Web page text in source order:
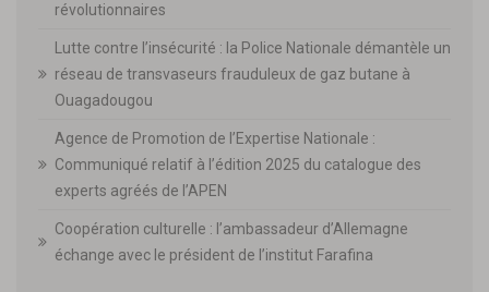
révolutionnaires
Lutte contre l’insécurité : la Police Nationale démantèle un
réseau de transvaseurs frauduleux de gaz butane à
Ouagadougou
Agence de Promotion de l’Expertise Nationale :
Communiqué relatif à l’édition 2025 du catalogue des
experts agréés de l’APEN
Coopération culturelle : l’ambassadeur d’Allemagne
échange avec le président de l’institut Farafina